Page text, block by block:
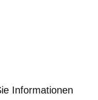
Informationen